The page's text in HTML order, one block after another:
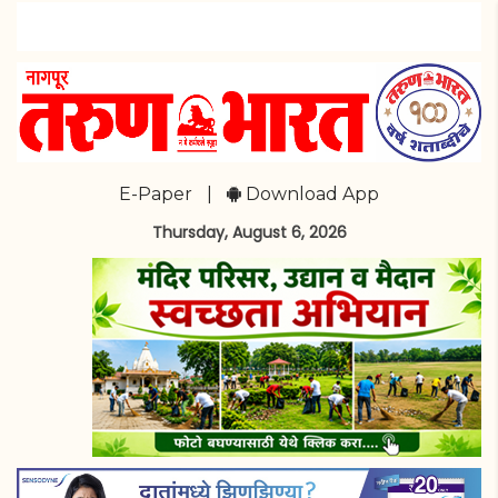
E-Paper Download App
Thursday, August 6, 2026